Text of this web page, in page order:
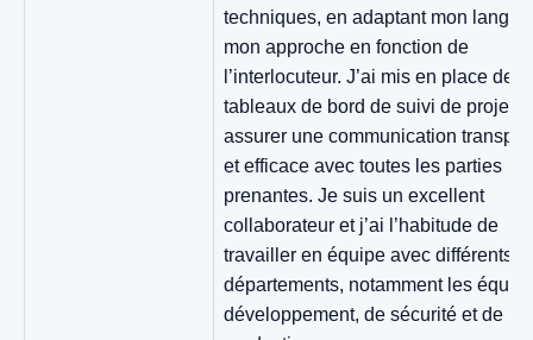
techniques, en adaptant mon
mon approche en fonction de
l’interlocuteur. J’ai mis en place des
tableaux de bord de suivi de projet
assurer une communication
et efficace avec toutes les parties
prenantes. Je suis un excellent
collaborateur et j’ai l’habitude de
travailler en équipe avec différents
départements, notamment les
développement, de sécurité et de